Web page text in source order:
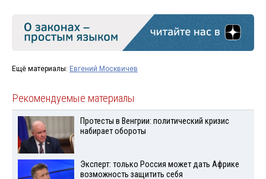
Ещё материалы: Евгений Москвичев
Рекомендуемые материалы
Протесты в Венгрии: политический кризис
набирает обороты
Эксперт: только Россия может дать Африке
возможность защитить себя